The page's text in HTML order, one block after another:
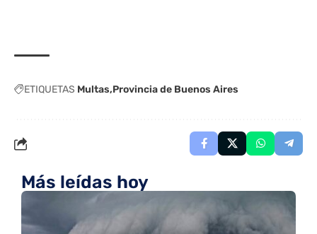
ETIQUETAS Multas Provincia de Buenos Aires
Más leídas hoy